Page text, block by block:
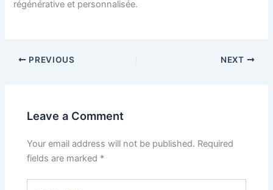
régénérative et personnalisée.
PREVIOUS NEXT
Leave a Comment
Your email address will not be published. Required
fields are marked *